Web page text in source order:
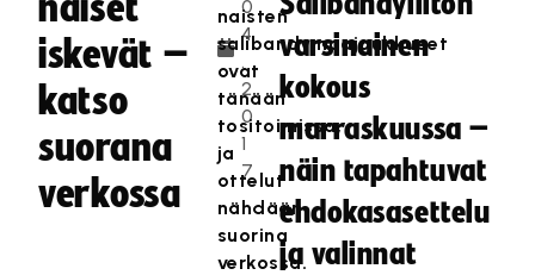
iskevät –
katso
suorana
verkossa
0
4
.
2
0
1
7
naisten
salibandymaajoukkueet
ovat
tänään
tositoimissa,
ja
ottelut
nähdään
suorina
verkossa.
varsinainen
kokous
marraskuussa –
näin tapahtuvat
ehdokasasettelu
ja valinnat